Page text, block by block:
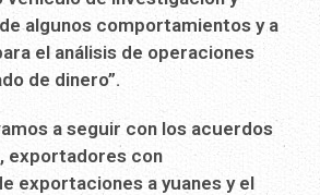
algunos comportamientos y a
el análisis de operaciones
de dinero”.
a seguir con los acuerdos
exportadores con
exportaciones a yuanes y el